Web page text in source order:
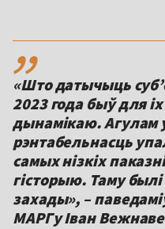
,,
«Што датычыць
2023 года быў для
дынамікаю. Агулам
рэнтабельнасць
самых нізкіх
гісторыю. Таму
захады», –
МАРГу Іван